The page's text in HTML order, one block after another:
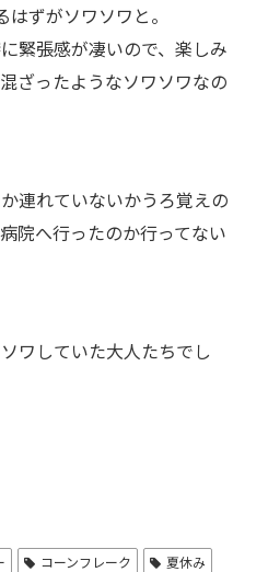
ずがソワソワと。
緊張感が凄いので、楽しみ
ざったようなソワソワなの
連れていないかうろ覚えの
院へ行ったのか行ってない
ワしていた大人たちでし
コーンフレーク
夏休み